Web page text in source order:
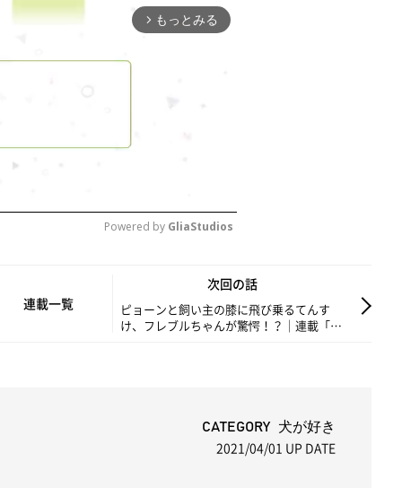
arrow_forward_ios もっとみる
u
t
Powered by GliaStudios
連載一覧
次回の話
ピョーンと飼い主の膝に飛び乗るてんす
け、フレブルちゃんが驚愕！？｜連載「こ
CATEGORY 犬が好き
2021/04/01 UP DATE